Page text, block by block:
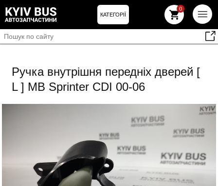
КАТЕГОРІЇ
0
Ручка внутрішня передніх дверей [
L ] MB Sprinter CDI 00-06